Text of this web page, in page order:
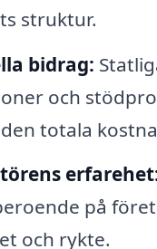
struktur.
bidrag:
och
totala
på
och rykte.